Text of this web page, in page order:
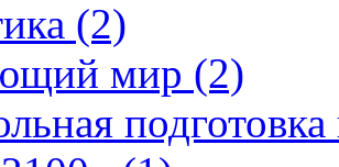
(2)
мир (2)